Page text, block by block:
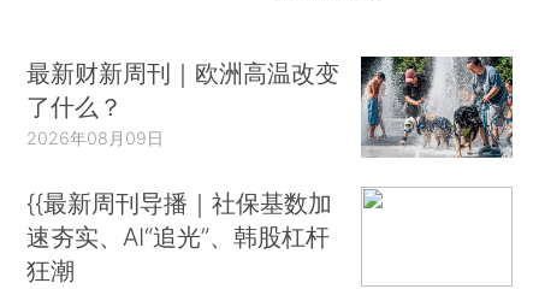
最新财新周刊｜欧洲高温改变
了什么？
2026年08月09日
{{最新周刊导播｜社保基数加
速夯实、AI“追光”、韩股杠杆
狂潮